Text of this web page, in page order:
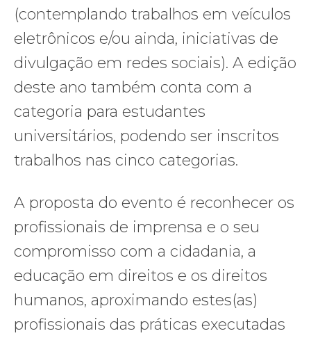
(contemplando trabalhos em veículos
eletrônicos e/ou ainda, iniciativas de
divulgação em redes sociais). A edição
deste ano também conta com a
categoria para estudantes
universitários, podendo ser inscritos
trabalhos nas cinco categorias.
A proposta do evento é reconhecer os
profissionais de imprensa e o seu
compromisso com a cidadania, a
educação em direitos e os direitos
humanos, aproximando estes(as)
profissionais das práticas executadas